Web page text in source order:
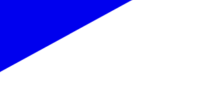
नागौर के निर्देशानुसार महिला सुरक्षा
पंचम सप्ताह में श्री नूर मोहम्मद ASP